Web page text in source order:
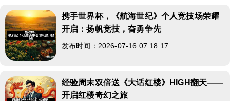
携手世界杯，《航海世纪》个人竞技场荣耀
开启：扬帆竞技，奋勇争先
发布时间：2026-07-16 07:18:17
经验周末双倍送《大话红楼》HIGH翻天——
开启红楼奇幻之旅